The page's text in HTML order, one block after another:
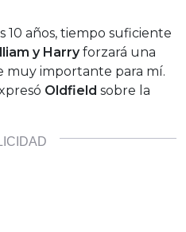
años, tiempo suficiente
y Harryforzará una
muy importante para mí.
Oldfield sobre la